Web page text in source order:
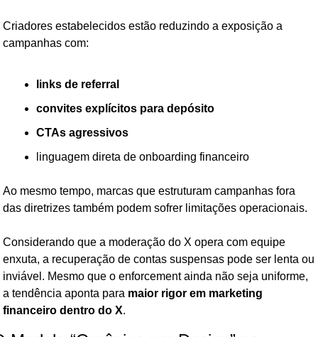
Criadores estabelecidos estão reduzindo a exposição a
campanhas com:
links de referral
convites explícitos para depósito
CTAs agressivos
linguagem direta de onboarding financeiro
Ao mesmo tempo, marcas que estruturam campanhas fora
das diretrizes também podem sofrer limitações operacionais.
Considerando que a moderação do X opera com equipe
enxuta, a recuperação de contas suspensas pode ser lenta ou
inviável. Mesmo que o enforcement ainda não seja uniforme,
a tendência aponta para maior rigor em marketing
financeiro dentro do X.